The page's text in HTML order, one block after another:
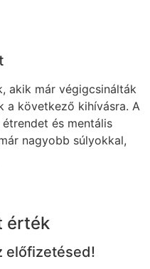
akik már végigcsinálták
a következő kihívásra. A
és mentális
nagyobb súlyokkal,
érték
előfizetésed!